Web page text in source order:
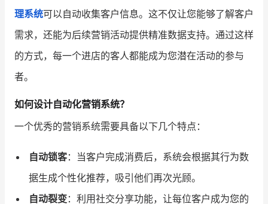
认证服务商 设计服务商
有赞云 数据通服务
理系统可以自动收集客户信息。这不仅让您能够了解客户
需求，还能为后续营销活动提供精准数据支持。通过这样
的方式，每一个进店的客人都能成为您潜在活动的参与
者。
如何设计自动化营销系统？
一个优秀的营销系统需要具备以下几个特点：
自动锁客：当客户完成消费后，系统会根据其行为数
据生成个性化推荐，吸引他们再次光顾。
自动裂变：利用社交分享功能，让每位客户成为您的